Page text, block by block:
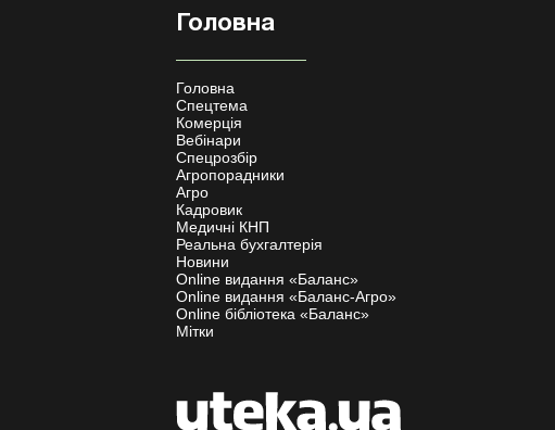
Головна
Головна
Спецтема
Комерція
Вебінари
Спецрозбір
Агропорадники
Агро
Кадровик
Медичні КНП
Реальна бухгалтерія
Новини
Online видання «Баланс»
Online видання «Баланс-Агро»
Online бібліотека «Баланс»
Мітки